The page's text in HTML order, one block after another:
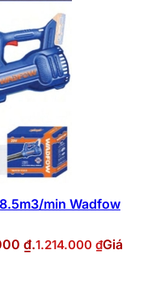
min Wadfow
₫.1.214.000 ₫Giá